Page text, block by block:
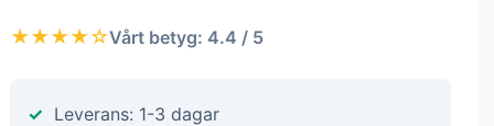
★★★★☆Vårt betyg: 4.4 / 5
Leverans: 1-3 dagar